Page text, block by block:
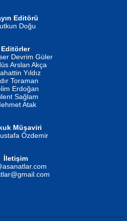
Demektir
Editörü
Doğu
Editörler
Devrim Güler
Arslan Akça
Yıldız
Toraman
Erdoğan
Sağlam
Atak
Müşaviri
Özdemir
İletişim